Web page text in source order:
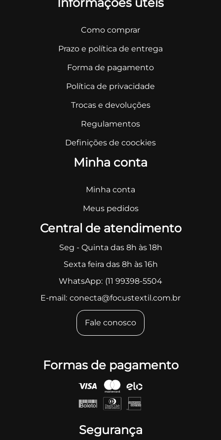
Informações úteis
Como comprar
Prazo e política de entrega
Forma de pagamento
Política de privacidade
Trocas e devoluções
Regulamentos
Definições de coockies
Minha conta
Minha conta
Meus pedidos
Central de atendimento
Seg - Quinta das 8h às 18h
Sexta feira das 8h às 16h
WhatsApp: (11 99398-5504
E-mail: conecta@focustextil.com.br
Fale conosco
Formas de pagamento
Segurança